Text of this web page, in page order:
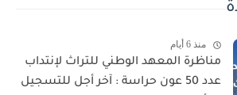
منذ 6 أيام
مناظرة المعهد الوطني للتراث لإنتداب
عدد 50 عون حراسة : آخر أجل للتسجيل